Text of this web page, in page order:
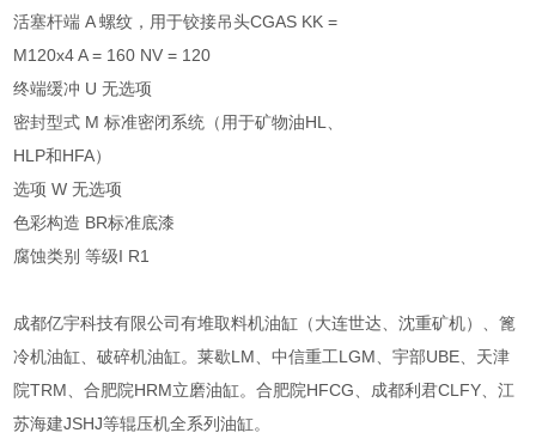
活塞杆端 A 螺纹，用于铰接吊头CGAS KK =
M120x4 A = 160 NV = 120
终端缓冲 U 无选项
密封型式 M 标准密闭系统（用于矿物油HL、
HLP和HFA）
选项 W 无选项
色彩构造 BR标准底漆
腐蚀类别 等级I R1
成都亿宇科技有限公司有堆取料机油缸（大连世达、沈重矿机）、篦
冷机油缸、破碎机油缸。莱歇LM、中信重工LGM、宇部UBE、天津
院TRM、合肥院HRM立磨油缸。合肥院HFCG、成都利君CLFY、江
苏海建JSHJ等辊压机全系列油缸。